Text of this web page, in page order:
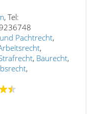
, Tel:
Pachtrecht,
,
, Baurecht,
,